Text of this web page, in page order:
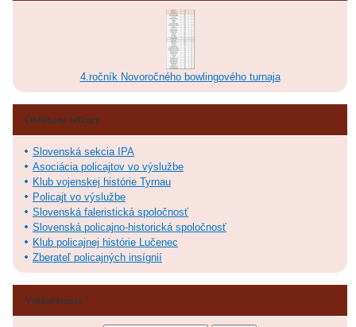
4.ročník Novoročného bowlingového turnaja
Obľúbené odkazy
Slovenská sekcia IPA
Asociácia policajtov vo výslužbe
Klub vojenskej histórie Tyrnau
Policajt vo výslužbe
Slovenská faleristická spoločnosť
Slovenská policajno-historická spoločnosť
Klub policajnej histórie Lučenec
Zberateľ policajných insígnií
Vyhľadávanie